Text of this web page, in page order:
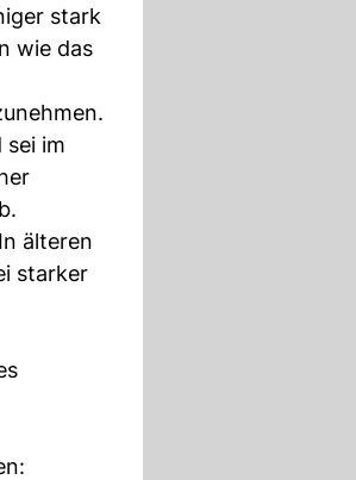
stark
wie das
im
älteren
starker